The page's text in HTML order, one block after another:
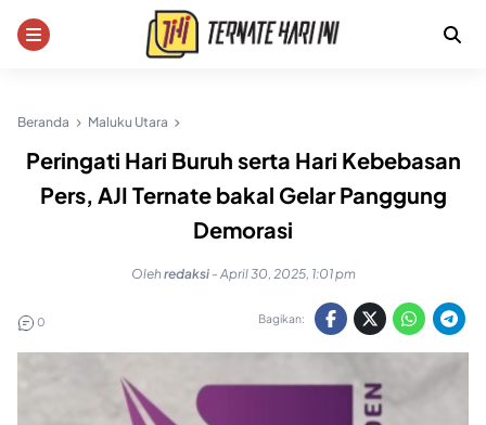
Beranda Maluku Utara
Peringati Hari Buruh serta Hari Kebebasan
Pers, AJI Ternate bakal Gelar Panggung
Demorasi
Olehredaksi - April 30, 2025, 1:01 pm
0 Bagikan: